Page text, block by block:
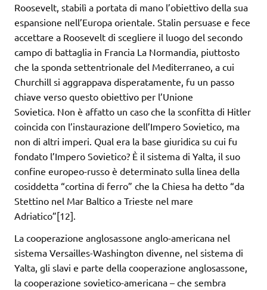
Roosevelt, stabilì a portata di mano l’obiettivo della sua
espansione nell’Europa orientale. Stalin persuase e fece
accettare a Roosevelt di scegliere il luogo del secondo
campo di battaglia in Francia La Normandia, piuttosto
che la sponda settentrionale del Mediterraneo, a cui
Churchill si aggrappava disperatamente, fu un passo
chiave verso questo obiettivo per l’Unione
Sovietica. Non è affatto un caso che la sconfitta di Hitler
coincida con l’instaurazione dell’Impero Sovietico, ma
non di altri imperi. Qual era la base giuridica su cui fu
fondato l’Impero Sovietico? È il sistema di Yalta, il suo
confine europeo-russo è determinato sulla linea della
cosiddetta “cortina di ferro” che la Chiesa ha detto “da
Stettino nel Mar Baltico a Trieste nel mare
Adriatico”[12].
La cooperazione anglosassone anglo-americana nel
sistema Versailles-Washington divenne, nel sistema di
Yalta, gli slavi e parte della cooperazione anglosassone,
la cooperazione sovietico-americana – che sembra